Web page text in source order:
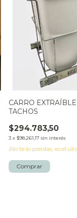
CARRO
TACHOS
$294.783,50
3 x $98.261,17 sin interés
¡No te lo pierdas, es el